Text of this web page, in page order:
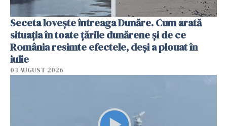
Seceta lovește întreaga Dunăre. Cum arată
situația în toate țările dunărene și de ce
România resimte efectele, deși a plouat în
iulie
03 AUGUST 2026